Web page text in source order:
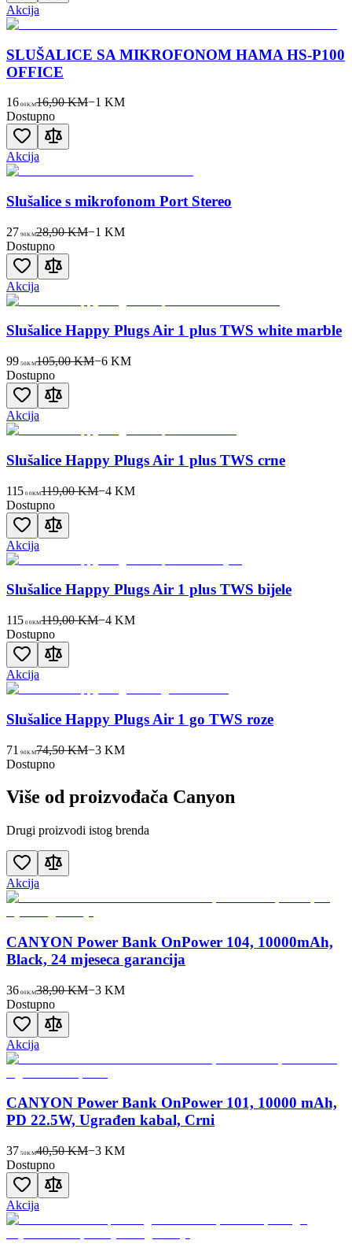
Akcija
SLUŠALICE SA MIKROFONOM HAMA HS-P100
OFFICE
16 00KM16,90 KM−1 KM
Dostupno
Akcija
Slušalice s mikrofonom Port Stereo
27 90KM28,90 KM−1 KM
Dostupno
Akcija
Slušalice Happy Plugs Air 1 plus TWS white marble
99 50KM105,00 KM−6KM
Dostupno
Akcija
Slušalice Happy Plugs Air 1 plus TWS crne
115 00KM119,00 KM−4 KM
Dostupno
Akcija
Slušalice Happy Plugs Air 1 plus TWS bijele
115 00KM119,00 KM−4 KM
Dostupno
Akcija
Slušalice Happy Plugs Air 1 go TWS roze
71 90KM74,50 KM−3KM
Dostupno
Više od proizvođača Canyon
Drugi proizvodi istog brenda
Akcija
CANYON Power Bank OnPower 104, 10000mAh,
Black, 24 mjeseca garancija
36 00KM38,90 KM−3KM
Dostupno
Akcija
CANYON Power Bank OnPower 101, 10000 mAh,
PD 22.5W, Ugrađen kabal, Crni
37 50KM40,50 KM−3KM
Dostupno
Akcija